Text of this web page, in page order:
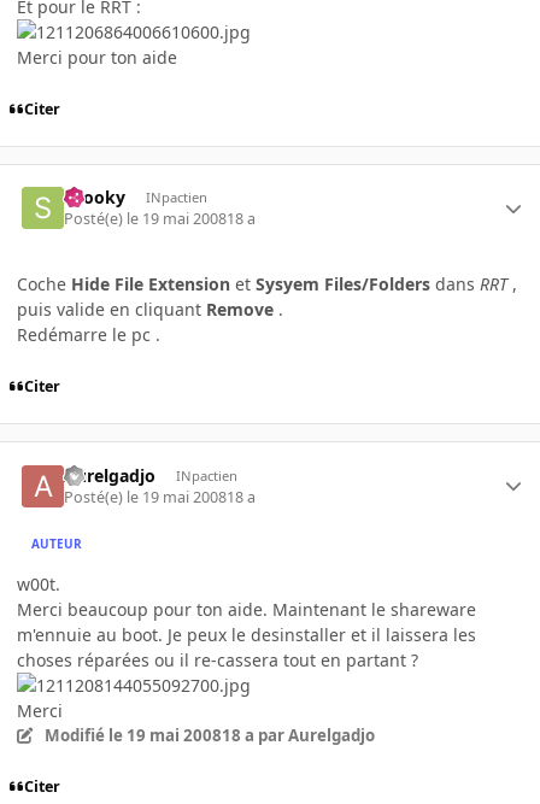
Et pour le RRT :
Merci pour ton aide
Citer
snooky INpactien
Posté(e) le 19 mai 200818 a
Coche Hide File Extension et Sysyem Files/Folders dans RRT,
puis valide en cliquant Remove .
Redémarre le pc .
Citer
Aurelgadjo INpactien
Posté(e) le 19 mai 200818 a
AUTEUR
w00t.
Merci beaucoup pour ton aide. Maintenant le shareware
m'ennuie au boot. Je peux le desinstaller et il laissera les
choses réparées ou il re-cassera tout en partant ?
Merci
Modifié le 19 mai 200818 a par Aurelgadjo
Citer